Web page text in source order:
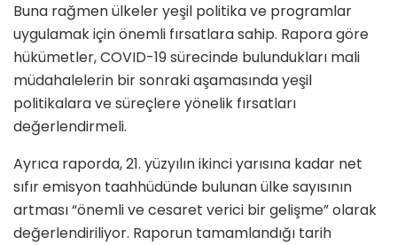
Buna rağmen ülkeler yeşil politika ve programlar
uygulamak için önemli fırsatlara sahip. Rapora göre
hükümetler, COVID-19 sürecinde bulundukları mali
müdahalelerin bir sonraki aşamasında yeşil
politikalara ve süreçlere yönelik fırsatları
değerlendirmeli.
Ayrıca raporda, 21. yüzyılın ikinci yarısına kadar net
sıfır emisyon taahhüdünde bulunan ülke sayısının
artması “önemli ve cesaret verici bir gelişme” olarak
değerlendiriliyor. Raporun tamamlandığı tarih